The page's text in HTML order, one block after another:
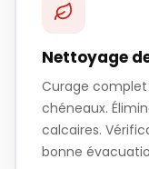
Nettoyage
Curage
chéneaux.
calcaires.
bonne